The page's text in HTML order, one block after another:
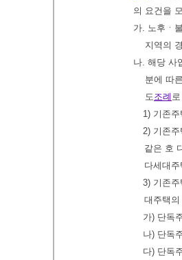
의 요건을
가. 노후ㆍ
지역의
나. 해당 사
분에 따
도조례
1) 기존
2) 기존
같은 호
다세대
3) 기존
대주택
가) 단독
나) 단독
다) 단독